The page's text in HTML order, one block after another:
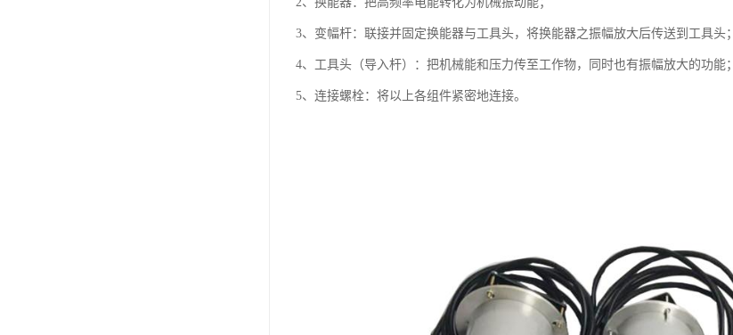
3、变幅杆：联接并固定换能器与工具头，将换能器之振幅放大后传送到工具头；
4、工具头（导入杆）：把机械能和压力传至工作物，同时也有振幅放大的功能；
5、连接螺栓：将以上各组件紧密地连接。